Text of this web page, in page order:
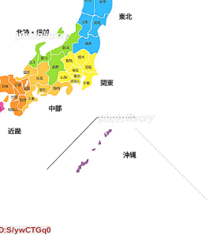
市円安ホクホクなのに上半期の輸
に抜かれる
"になったらお終い。壊れた脳を
技術は無い。
れてない理由
気の名前、決まるw w w w w w w w
互RSS
ywCTGq0